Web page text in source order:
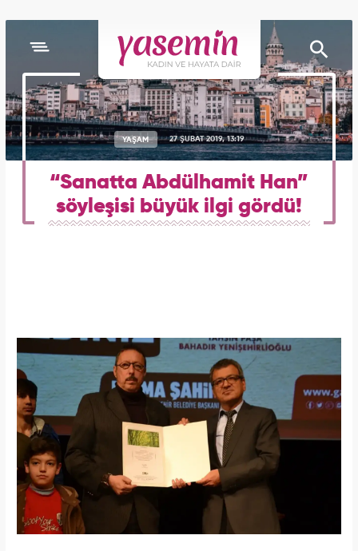
YAŞAM 27 ŞUBAT 2019, 13:19
“Sanatta Abdülhamit Han”
söyleşisi büyük ilgi gördü!